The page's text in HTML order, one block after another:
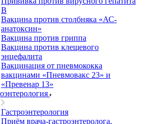
В
Вакцина против столбняка «АС-
анатоксин»
Вакцина против гриппа
Вакцина против клещевого
энцефалита
Вакцинация от пневмококка
вакцинами «Пневмовакс 23» и
«Превенар 13»
Гастроэнтерология
Приём врача-гастроэнтеролога,